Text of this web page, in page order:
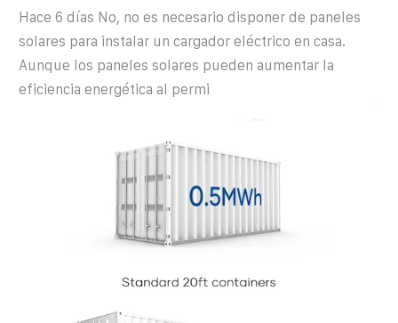
Hace 6 días No, no es necesario disponer de paneles
solares para instalar un cargador eléctrico en casa.
Aunque los paneles solares pueden aumentar la
eficiencia energética al permi